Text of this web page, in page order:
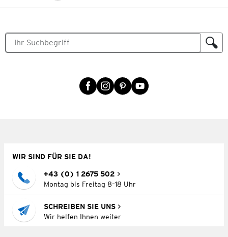
WIR SIND FÜR SIE DA!
+43 (0) 1 2675 502
Montag bis Freitag 8–18 Uhr
SCHREIBEN SIE UNS
Wir helfen Ihnen weiter